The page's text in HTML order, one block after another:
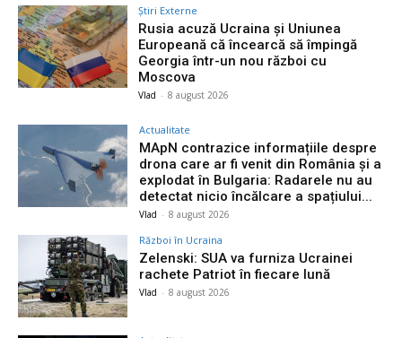
Știri Externe
Rusia acuză Ucraina și Uniunea
Europeană că încearcă să împingă
Georgia într-un nou război cu
Moscova
Vlad - 8 august 2026
Actualitate
MApN contrazice informațiile despre
drona care ar fi venit din România și a
explodat în Bulgaria: Radarele nu au
detectat nicio încălcare a spațiului...
Vlad - 8 august 2026
Război în Ucraina
Zelenski: SUA va furniza Ucrainei
rachete Patriot în fiecare lună
Vlad - 8 august 2026